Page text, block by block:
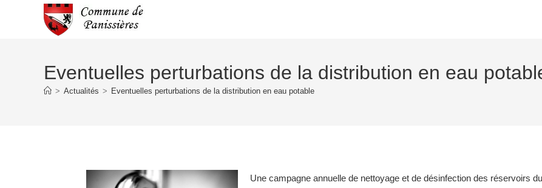
Eventuelles perturbations de la distribution en eau
> Actualités > Eventuelles perturbations de la distribution en eau potable
Une campagne annuelle de nettoyage et de désinfection des réservoirs